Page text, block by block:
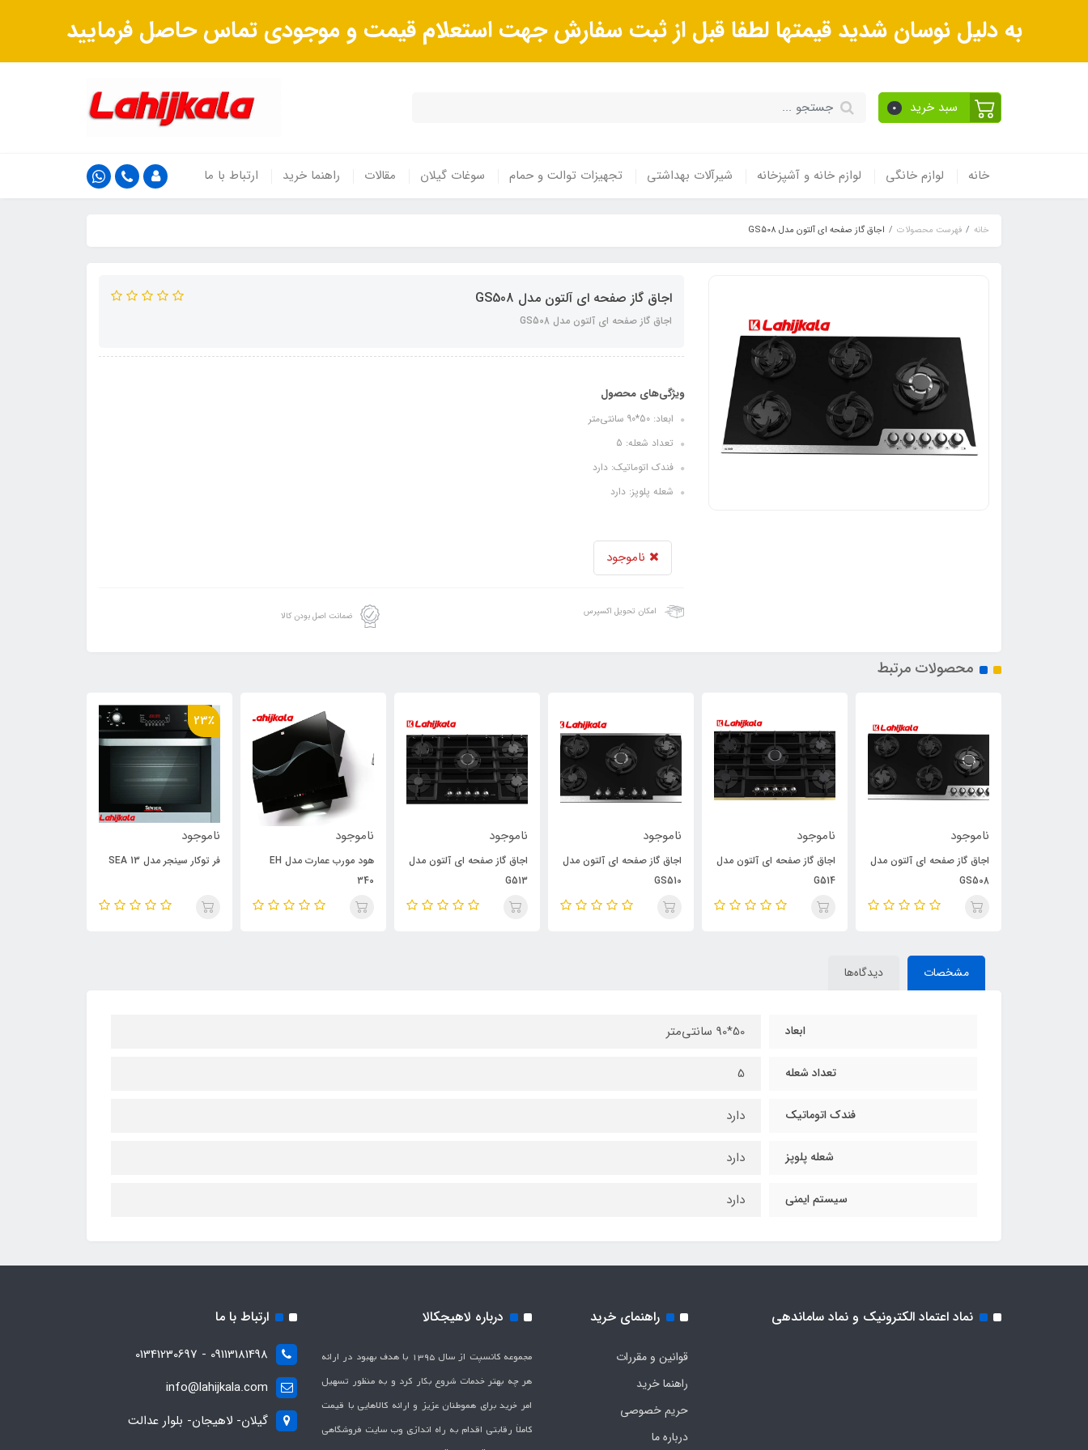
به دلیل نوسان شدید قیمتها لطفا قبل از ثبت سفارش جهت استعلام قیمت و موجودی تماس حاصل فرمایید
سبد خرید 0
خانه لوازم خانگی لوازم خانه و آشپزخانه شیرآلات بهداشتی تجهیزات توالت و حمام سوغات گیلان مقالات راهنما خرید ارتباط با ما
خانه فهرست محصولات اجاق گاز صفحه ای آلتون مدل GS508
اجاق گاز صفحه ای آلتون مدل GS508
اجاق گاز صفحه ای آلتون مدل GS508
ویژگی‌های محصول
ابعاد: 50*90 سانتی‌متر
تعداد شعله: 5
فندک اتوماتیک: دارد
شعله پلوپز: دارد
ناموجود
امکان تحویل اکسپرس ضمانت اصل بودن کالا
محصولات مرتبط
ناموجود
اجاق گاز صفحه ای آلتون مدل
GS508
ناموجود
اجاق گاز صفحه ای آلتون مدل
G514
ناموجود
اجاق گاز صفحه ای آلتون مدل
GS510
ناموجود
اجاق گاز صفحه ای آلتون مدل
G513
ناموجود
هود مورب عمارت مدل EH
340
23٪
ناموجود
فر توکار سینجر مدل SEA 13
مشخصات دیدگاه‌ها
ابعاد 50*90 سانتی‌متر
تعداد شعله 5
فندک اتوماتیک دارد
شعله پلوپز دارد
سیستم ایمنی دارد
نماد اعتماد الکترونیک و نماد ساماندهی راهنمای خرید
قوانین و مقررات
راهنما خرید
حریم خصوصی
درباره ما
درباره لاهیجکالا
مجموعه کانسپت از سال 1395 با هدف بهبود در ارائه
هر چه بهتر خدمات شروع بکار کرد و به منظور تسهیل
امر خرید برای هموطنان عزیز و ارائه کالاهایی با قیمت
کاملاَ رقابتی اقدام به راه اندازی وب سایت فروشگاهی
ارتباط با ما
09113181498 - 01341230697
info@lahijkala.com
گیلان- لاهیجان- بلوار عدالت